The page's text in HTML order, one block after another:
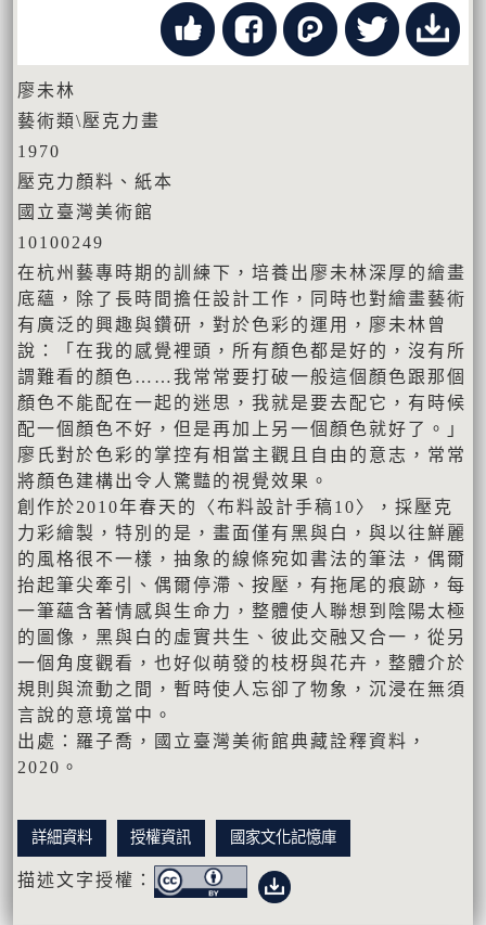
廖未林
藝術類\壓克力畫
1970
壓克力顏料、紙本
國立臺灣美術館
10100249
在杭州藝專時期的訓練下，培養出廖未林深厚的繪畫
底蘊，除了長時間擔任設計工作，同時也對繪畫藝術
有廣泛的興趣與鑽研，對於色彩的運用，廖未林曾
說：「在我的感覺裡頭，所有顏色都是好的，沒有所
謂難看的顏色……我常常要打破一般這個顏色跟那個
顏色不能配在一起的迷思，我就是要去配它，有時候
配一個顏色不好，但是再加上另一個顏色就好了。」
廖氏對於色彩的掌控有相當主觀且自由的意志，常常
將顏色建構出令人驚豔的視覺效果。
創作於2010年春天的〈布料設計手稿10〉，採壓克
力彩繪製，特別的是，畫面僅有黑與白，與以往鮮麗
的風格很不一樣，抽象的線條宛如書法的筆法，偶爾
抬起筆尖牽引、偶爾停滯、按壓，有拖尾的痕跡，每
一筆蘊含著情感與生命力，整體使人聯想到陰陽太極
的圖像，黑與白的虛實共生、彼此交融又合一，從另
一個角度觀看，也好似萌發的枝枒與花卉，整體介於
規則與流動之間，暫時使人忘卻了物象，沉浸在無須
言說的意境當中。
出處：羅子喬，國立臺灣美術館典藏詮釋資料，
2020。
詳細資料 授權資訊 國家文化記憶庫
描述文字授權：